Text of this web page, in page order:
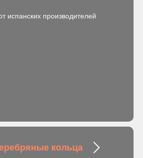
испанских производителей
кольца